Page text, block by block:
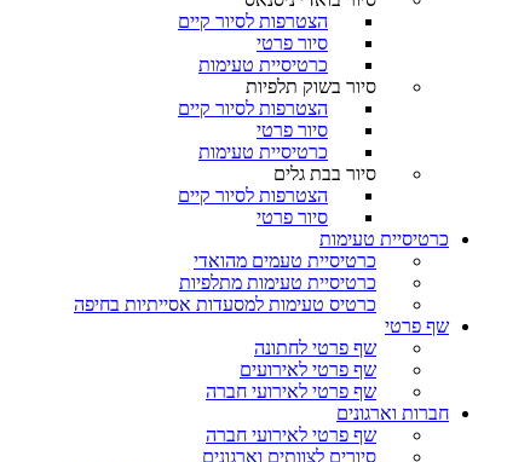
הצטרפות לסיור קיים
סיור פרטי
כרטיסיית טעימות
סיור בשוק תלפיות
הצטרפות לסיור קיים
סיור פרטי
כרטיסיית טעימות
סיור בבת גלים
הצטרפות לסיור קיים
סיור פרטי
כרטיסיית טעימות
כרטיסיית טעמים מהואדי
כרטיסיית טעימות מתלפיות
כרטיס טעימות למסעדות אסייתיות בחיפה
שף פרטי
שף פרטי לחתונה
שף פרטי לאירועים
שף פרטי לאירועי חברה
חברות וארגונים
שף פרטי לאירועי חברה
סיורים לצוותים וארגונים